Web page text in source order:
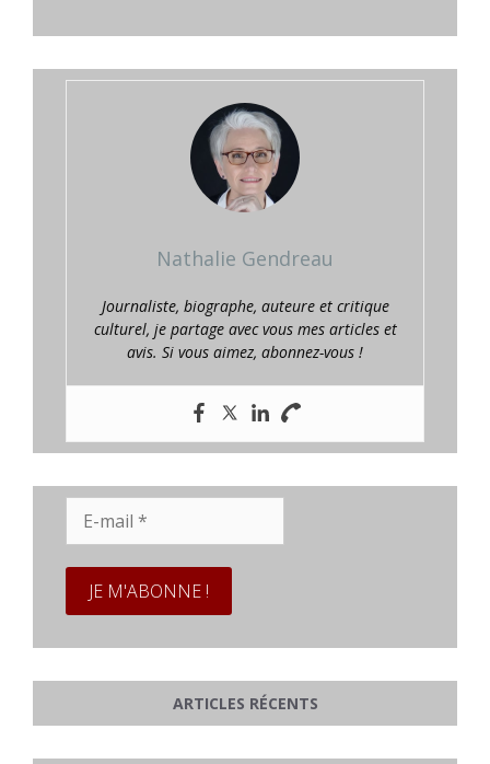
Nathalie Gendreau
Journaliste, biographe, auteure et critique
culturel, je partage avec vous mes articles et
avis. Si vous aimez, abonnez-vous !
mail
ARTICLES RÉCENTS